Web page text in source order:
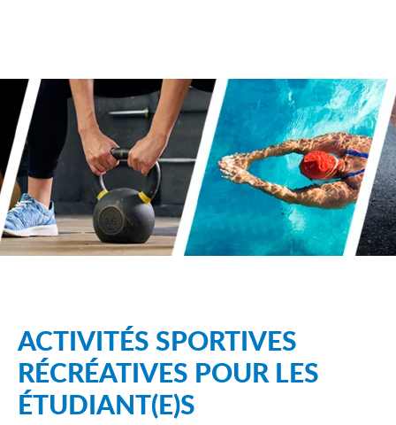
ACTIVITÉS SPORTIVES
RÉCRÉATIVES POUR LES
ÉTUDIANT(E)S